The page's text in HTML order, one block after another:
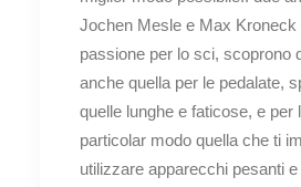
Jochen Mesle e Max Kroneck
passione per lo sci, scoprono
anche quella per le pedalate,
quelle lunghe e faticose, e per
particolar modo quella che ti
utilizzare apparecchi pesanti e